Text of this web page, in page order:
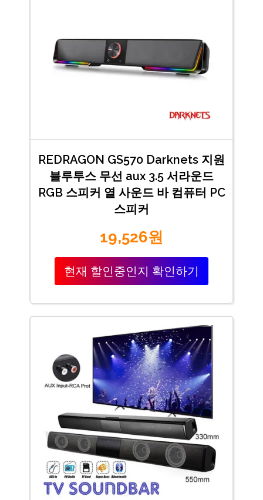
REDRAGON GS570 Darknets 지원
블루투스 무선 aux 3.5 서라운드
RGB 스피커 열 사운드 바 컴퓨터 PC
스피커
19,526원
현재 할인중인지 확인하기